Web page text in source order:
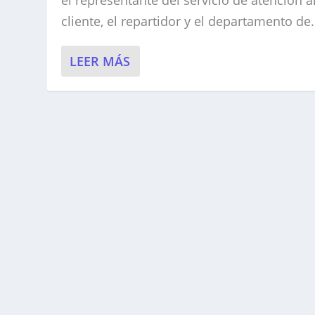
cliente, el repartidor y el departamento
LEER MÁS